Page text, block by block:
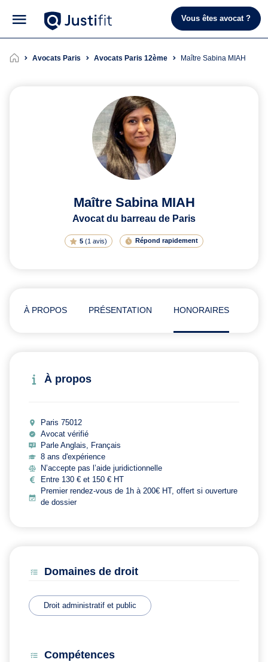
Vous êtes avocat ?
Avocats Paris Avocats Paris 12ème Maître Sabina MIAH
Maître Sabina MIAH
Avocat du barreau de Paris
5(1 avis) Répond rapidement
À PROPOS PRÉSENTATION HONORAIRES
À propos
Paris 75012
Avocat vérifié
Parle Anglais, Français
8 ans d'expérience
N’accepte pas l’aide juridictionnelle
Entre 130 € et 150 € HT
Premier rendez-vous de 1h à 200€ HT, offert si ouverture
de dossier
Domaines de droit
Droit administratif et public
Compétences